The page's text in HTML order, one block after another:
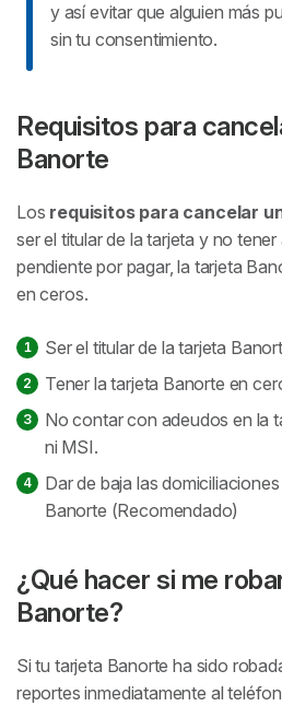
y así evitar que alguien más
sin tu consentimiento.
Requisitos para
Banorte
Los requisitos para cancelar
ser el titular de la tarjeta y no
pendiente por pagar, la tarjeta
en ceros.
Ser el titular de la tarjeta
Tener la tarjeta Banorte en
No contar con adeudos en la
ni MSI.
Dar de baja las
Banorte (Recomendado)
¿Qué hacer si me
Banorte?
Si tu tarjeta Banorte ha sido
reportes inmediatamente al